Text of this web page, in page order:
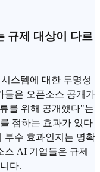
규제 대상이 다르
스템에 대한 투명성
들은 오픈소스 공개가
를 위해 공개했다"는
점하는 효과가 있다
부수 효과인지는 명확
스 AI 기업들은 규제
다.